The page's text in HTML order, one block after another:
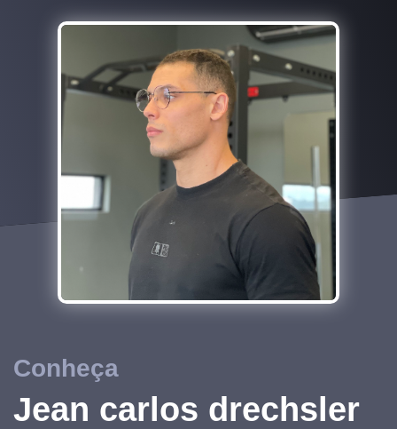
Conheça
Jean carlos drechsler